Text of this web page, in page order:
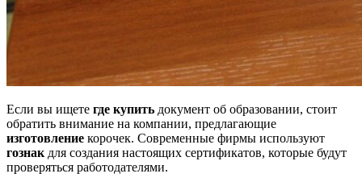
Если вы ищете где купить документ об образовании, стоит
обратить внимание на компании, предлагающие
изготовление корочек. Современные фирмы используют
гознак для создания настоящих сертификатов, которые будут
проверяться работодателями.